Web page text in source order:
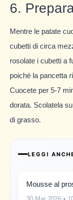
6.
Mentre le patate
cubetti di circa
rosolate i cubetti a
poiché la pancetta
Cuocete per 5-7
dorata. Scolatela
di grasso.
LEGGI
Mousse al